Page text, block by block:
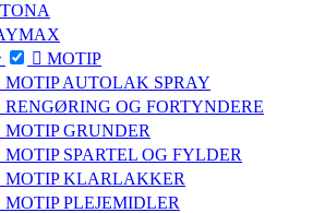
 MOTIP
MOTIP AUTOLAK SPRAY
RENGØRING OG FORTYNDERE
MOTIP GRUNDER
MOTIP SPARTEL OG FYLDER
MOTIP KLARLAKKER
MOTIP PLEJEMIDLER